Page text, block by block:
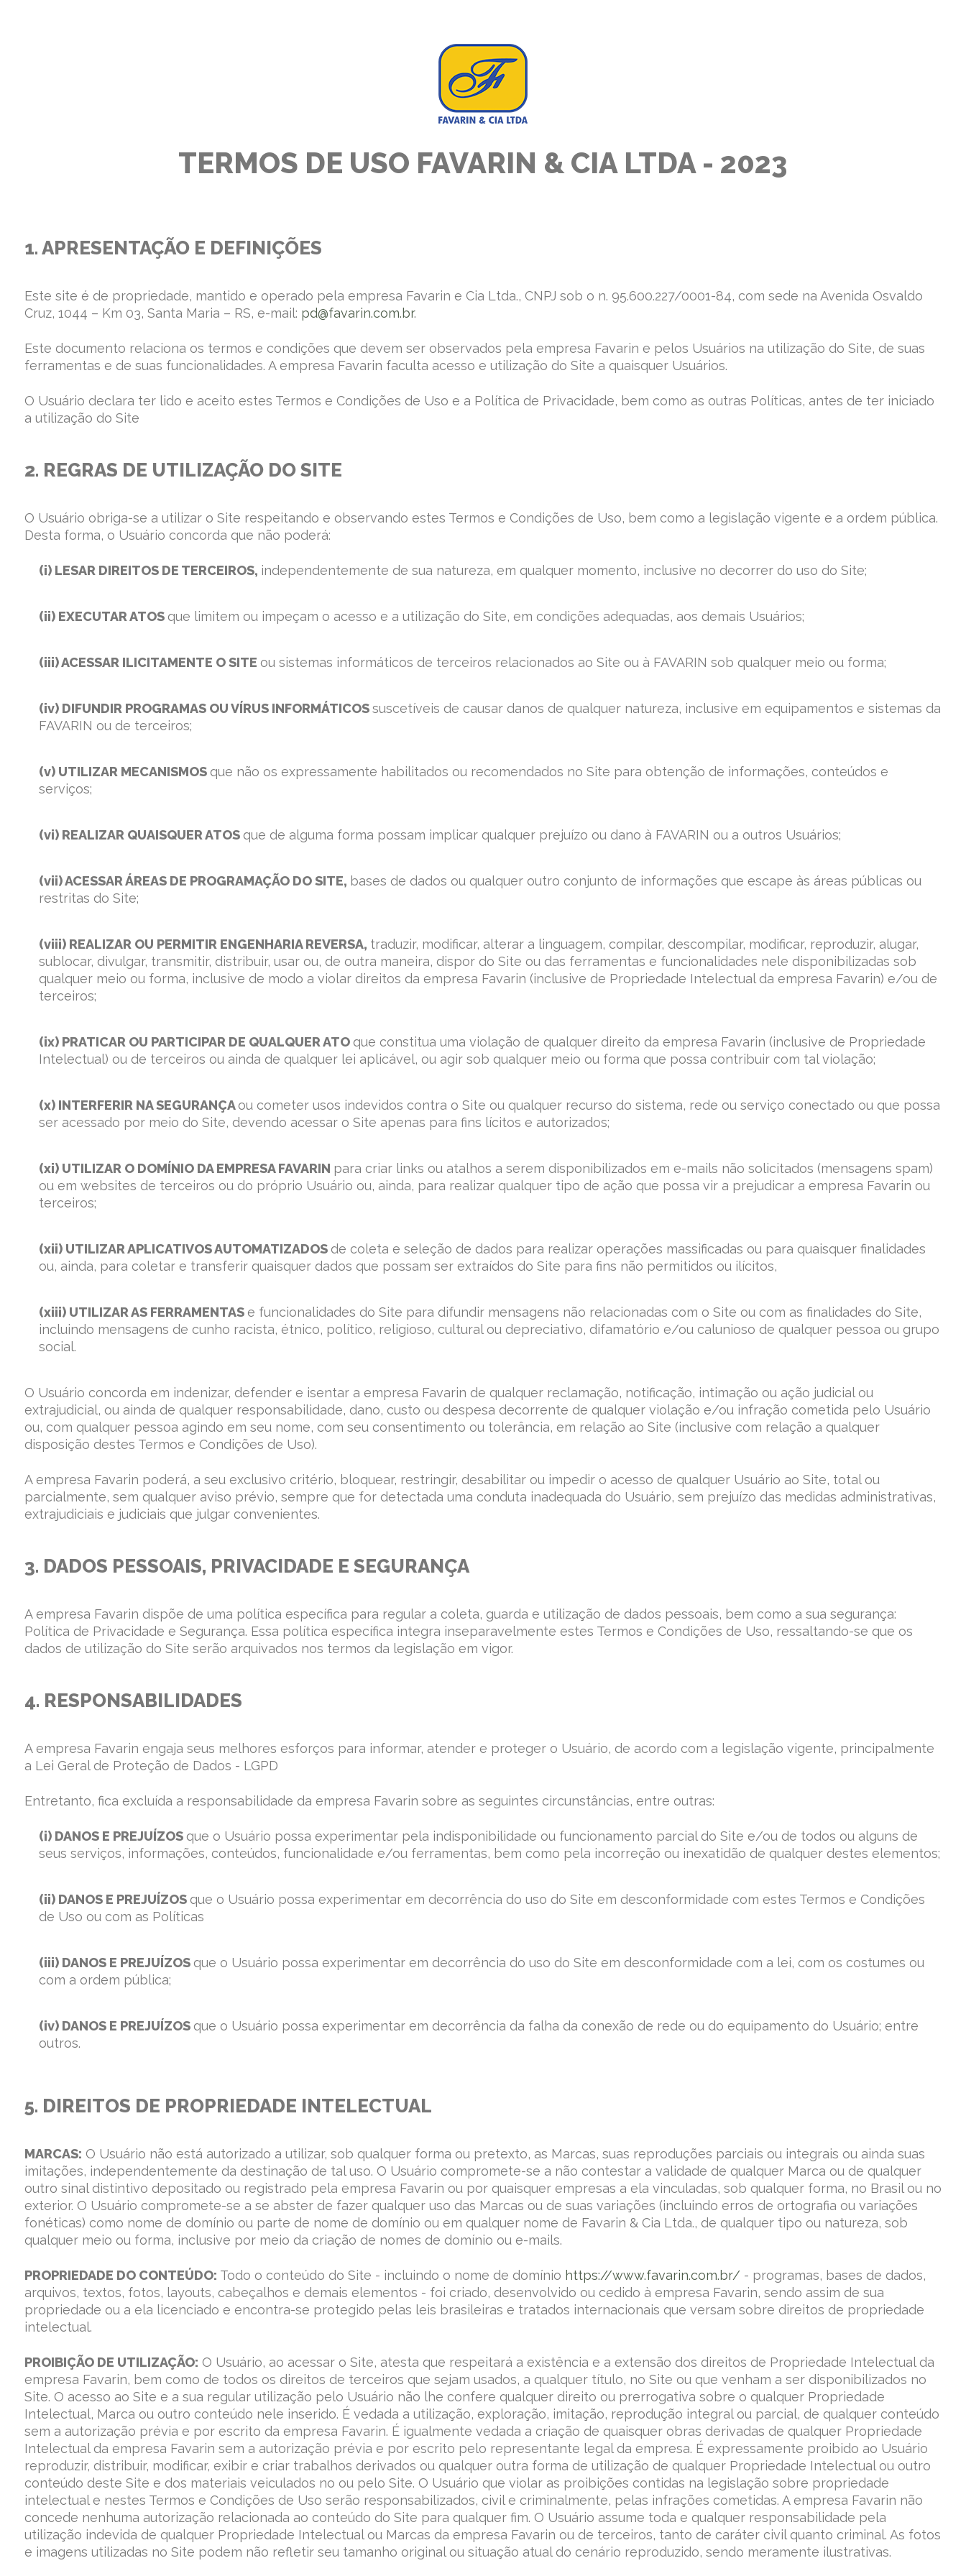
TERMOS DE USO FAVARIN & CIA LTDA - 2023
1. APRESENTAÇÃO E DEFINIÇÕES
Este site é de propriedade, mantido e operado pela empresa Favarin e Cia Ltda., CNPJ sob o n. 95.600.227/0001-84, com sede na Avenida Osvaldo
Cruz, 1044 – Km 03, Santa Maria – RS, e-mail: pd@favarin.com.br.
Este documento relaciona os termos e condições que devem ser observados pela empresa Favarin e pelos Usuários na utilização do Site, de suas
ferramentas e de suas funcionalidades. A empresa Favarin faculta acesso e utilização do Site a quaisquer Usuários.
O Usuário declara ter lido e aceito estes Termos e Condições de Uso e a Política de Privacidade, bem como as outras Políticas, antes de ter iniciado
a utilização do Site
2. REGRAS DE UTILIZAÇÃO DO SITE
O Usuário obriga-se a utilizar o Site respeitando e observando estes Termos e Condições de Uso, bem como a legislação vigente e a ordem pública.
Desta forma, o Usuário concorda que não poderá:
(i) LESAR DIREITOS DE TERCEIROS, independentemente de sua natureza, em qualquer momento, inclusive no decorrer do uso do Site;
(ii) EXECUTAR ATOS que limitem ou impeçam o acesso e a utilização do Site, em condições adequadas, aos demais Usuários;
(iii) ACESSAR ILICITAMENTE O SITE ou sistemas informáticos de terceiros relacionados ao Site ou à FAVARIN sob qualquer meio ou forma;
(iv) DIFUNDIR PROGRAMAS OU VÍRUS INFORMÁTICOSsuscetíveis de causar danos de qualquer natureza, inclusive em equipamentos e sistemas da
FAVARIN ou de terceiros;
(v) UTILIZAR MECANISMOS que não os expressamente habilitados ou recomendados no Site para obtenção de informações, conteúdos e
serviços;
(vi) REALIZAR QUAISQUER ATOS que de alguma forma possam implicar qualquer prejuízo ou dano à FAVARIN ou a outros Usuários;
(vii) ACESSAR ÁREAS DE PROGRAMAÇÃO DO SITE, bases de dados ou qualquer outro conjunto de informações que escape às áreas públicas ou
restritas do Site;
(viii) REALIZAR OU PERMITIR ENGENHARIA REVERSA, traduzir, modificar, alterar a linguagem, compilar, descompilar, modificar, reproduzir, alugar,
sublocar, divulgar, transmitir, distribuir, usar ou, de outra maneira, dispor do Site ou das ferramentas e funcionalidades nele disponibilizadas sob
qualquer meio ou forma, inclusive de modo a violar direitos da empresa Favarin (inclusive de Propriedade Intelectual da empresa Favarin) e/ou de
terceiros;
(ix) PRATICAR OU PARTICIPAR DE QUALQUER ATO que constitua uma violação de qualquer direito da empresa Favarin (inclusive de Propriedade
Intelectual) ou de terceiros ou ainda de qualquer lei aplicável, ou agir sob qualquer meio ou forma que possa contribuir com tal violação;
(x) INTERFERIR NA SEGURANÇAou cometer usos indevidos contra o Site ou qualquer recurso do sistema, rede ou serviço conectado ou que possa
ser acessado por meio do Site, devendo acessar o Site apenas para fins lícitos e autorizados;
(xi) UTILIZAR O DOMÍNIO DA EMPRESA FAVARIN para criar links ou atalhos a serem disponibilizados em e-mails não solicitados (mensagens spam)
ou em websites de terceiros ou do próprio Usuário ou, ainda, para realizar qualquer tipo de ação que possa vir a prejudicar a empresa Favarin ou
terceiros;
(xii) UTILIZAR APLICATIVOS AUTOMATIZADOS de coleta e seleção de dados para realizar operações massificadas ou para quaisquer finalidades
ou, ainda, para coletar e transferir quaisquer dados que possam ser extraídos do Site para fins não permitidos ou ilícitos,
(xiii) UTILIZAR AS FERRAMENTAS e funcionalidades do Site para difundir mensagens não relacionadas com o Site ou com as finalidades do Site,
incluindo mensagens de cunho racista, étnico, político, religioso, cultural ou depreciativo, difamatório e/ou calunioso de qualquer pessoa ou grupo
social.
O Usuário concorda em indenizar, defender e isentar a empresa Favarin de qualquer reclamação, notificação, intimação ou ação judicial ou
extrajudicial, ou ainda de qualquer responsabilidade, dano, custo ou despesa decorrente de qualquer violação e/ou infração cometida pelo Usuário
ou, com qualquer pessoa agindo em seu nome, com seu consentimento ou tolerância, em relação ao Site (inclusive com relação a qualquer
disposição destes Termos e Condições de Uso).
A empresa Favarin poderá, a seu exclusivo critério, bloquear, restringir, desabilitar ou impedir o acesso de qualquer Usuário ao Site, total ou
parcialmente, sem qualquer aviso prévio, sempre que for detectada uma conduta inadequada do Usuário, sem prejuízo das medidas administrativas,
extrajudiciais e judiciais que julgar convenientes.
3. DADOS PESSOAIS, PRIVACIDADE E SEGURANÇA
A empresa Favarin dispõe de uma política específica para regular a coleta, guarda e utilização de dados pessoais, bem como a sua segurança:
Política de Privacidade e Segurança. Essa política específica integra inseparavelmente estes Termos e Condições de Uso, ressaltando-se que os
dados de utilização do Site serão arquivados nos termos da legislação em vigor.
4. RESPONSABILIDADES
A empresa Favarin engaja seus melhores esforços para informar, atender e proteger o Usuário, de acordo com a legislação vigente, principalmente
a Lei Geral de Proteção de Dados - LGPD
Entretanto, fica excluída a responsabilidade da empresa Favarin sobre as seguintes circunstâncias, entre outras:
(i) DANOS E PREJUÍZOS que o Usuário possa experimentar pela indisponibilidade ou funcionamento parcial do Site e/ou de todos ou alguns de
seus serviços, informações, conteúdos, funcionalidade e/ou ferramentas, bem como pela incorreção ou inexatidão de qualquer destes elementos;
(ii) DANOS E PREJUÍZOS que o Usuário possa experimentar em decorrência do uso do Site em desconformidade com estes Termos e Condições
de Uso ou com as Políticas
(iii) DANOS E PREJUÍZOS que o Usuário possa experimentar em decorrência do uso do Site em desconformidade com a lei, com os costumes ou
com a ordem pública;
(iv) DANOS E PREJUÍZOS que o Usuário possa experimentar em decorrência da falha da conexão de rede ou do equipamento do Usuário; entre
outros.
5. DIREITOS DE PROPRIEDADE INTELECTUAL
MARCAS: O Usuário não está autorizado a utilizar, sob qualquer forma ou pretexto, as Marcas, suas reproduções parciais ou integrais ou ainda suas
imitações, independentemente da destinação de tal uso. O Usuário compromete-se a não contestar a validade de qualquer Marca ou de qualquer
outro sinal distintivo depositado ou registrado pela empresa Favarin ou por quaisquer empresas a ela vinculadas, sob qualquer forma, no Brasil ou no
exterior. O Usuário compromete-se a se abster de fazer qualquer uso das Marcas ou de suas variações (incluindo erros de ortografia ou variações
fonéticas) como nome de domínio ou parte de nome de domínio ou em qualquer nome de Favarin & Cia Ltda., de qualquer tipo ou natureza, sob
qualquer meio ou forma, inclusive por meio da criação de nomes de domínio ou e-mails.
PROPRIEDADE DO CONTEÚDO: Todo o conteúdo do Site - incluindo o nome de domínio https://www.favarin.com.br/ - programas, bases de dados,
arquivos, textos, fotos, layouts, cabeçalhos e demais elementos - foi criado, desenvolvido ou cedido à empresa Favarin, sendo assim de sua
propriedade ou a ela licenciado e encontra-se protegido pelas leis brasileiras e tratados internacionais que versam sobre direitos de propriedade
intelectual.
PROIBIÇÃO DE UTILIZAÇÃO: O Usuário, ao acessar o Site, atesta que respeitará a existência e a extensão dos direitos de Propriedade Intelectual da
empresa Favarin, bem como de todos os direitos de terceiros que sejam usados, a qualquer título, no Site ou que venham a ser disponibilizados no
Site. O acesso ao Site e a sua regular utilização pelo Usuário não lhe confere qualquer direito ou prerrogativa sobre o qualquer Propriedade
Intelectual, Marca ou outro conteúdo nele inserido. É vedada a utilização, exploração, imitação, reprodução integral ou parcial, de qualquer conteúdo
sem a autorização prévia e por escrito da empresa Favarin. É igualmente vedada a criação de quaisquer obras derivadas de qualquer Propriedade
Intelectual da empresa Favarin sem a autorização prévia e por escrito pelo representante legal da empresa. É expressamente proibido ao Usuário
reproduzir, distribuir, modificar, exibir e criar trabalhos derivados ou qualquer outra forma de utilização de qualquer Propriedade Intelectual ou outro
conteúdo deste Site e dos materiais veiculados no ou pelo Site. O Usuário que violar as proibições contidas na legislação sobre propriedade
intelectual e nestes Termos e Condições de Uso serão responsabilizados, civil e criminalmente, pelas infrações cometidas. A empresa Favarin não
concede nenhuma autorização relacionada ao conteúdo do Site para qualquer fim. O Usuário assume toda e qualquer responsabilidade pela
utilização indevida de qualquer Propriedade Intelectual ou Marcas da empresa Favarin ou de terceiros, tanto de caráter civil quanto criminal. As fotos
e imagens utilizadas no Site podem não refletir seu tamanho original ou situação atual do cenário reproduzido, sendo meramente ilustrativas.